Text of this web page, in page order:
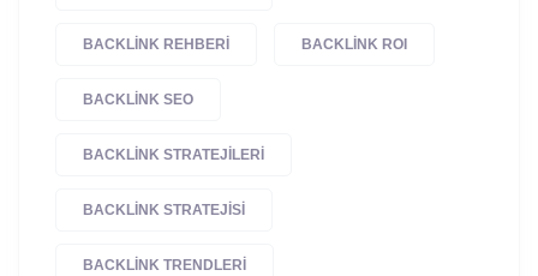
BACKLINK REHBERI BACKLINK ROI
BACKLINK SEO
BACKLINK STRATEJILERI
BACKLINK STRATEJISI
BACKLINK TRENDLERI